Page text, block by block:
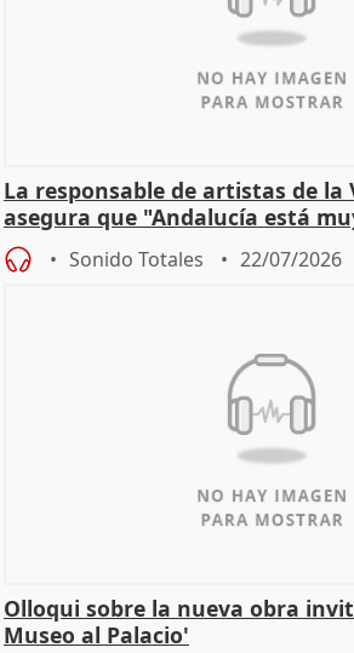
La responsable de artistas de la
asegura que "Andalucía está
cita
Sonido Totales 22/07/2026
Olloqui sobre la nueva obra
Museo al Palacio'